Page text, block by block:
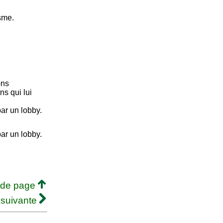
qui lui
un lobby.
un lobby.
page